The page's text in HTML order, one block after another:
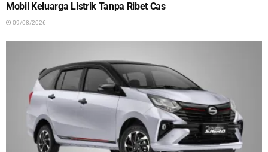
Mobil Keluarga Listrik Tanpa Ribet Cas
09/08/2026